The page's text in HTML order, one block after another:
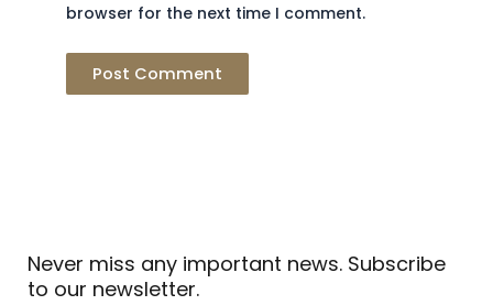
browser for the next time I comment.
Never miss any important news. Subscribe
to our newsletter.